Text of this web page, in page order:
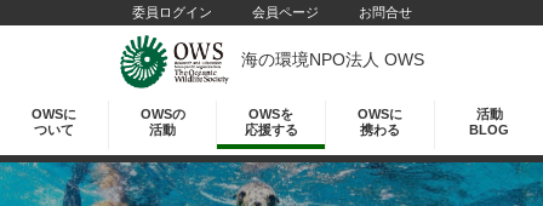
委員ログイン 会員ページ お問合せ
海の環境NPO法人 OWS
OWSに
ついて
OWSの
活動
OWSを
応援する
OWSに
携わる
活動
BLOG